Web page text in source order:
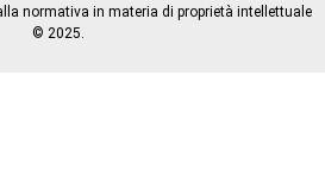
normativa in materia di proprietà intellettuale
©️ 2025.